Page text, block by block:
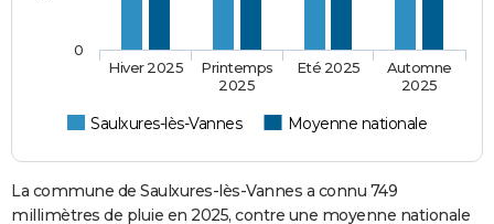
Saulxures-lès-Vannes Moyenne nationale
Hiver 2025
Printemps
2025
Eté 2025
Automne
2025
0
La commune de Saulxures-lès-Vannes a connu 749
millimètres de pluie en 2025, contre une moyenne nationale